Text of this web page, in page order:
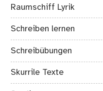
Raumschiff Lyrik
Schreiben lernen
Schreibübungen
Skurrile Texte